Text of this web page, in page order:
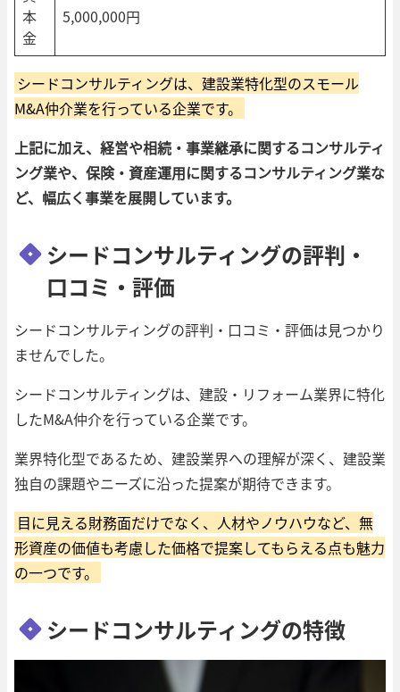
本
金
5,000,000円
シードコンサルティングは、建設業特化型のスモール
M&A仲介業を行っている企業です。
上記に加え、経営や相続・事業継承に関するコンサルティ
ング業や、保険・資産運用に関するコンサルティング業な
ど、幅広く事業を展開しています。
シードコンサルティングの評判・
口コミ・評価
シードコンサルティングの評判・口コミ・評価は見つかり
ませんでした。
シードコンサルティングは、建設・リフォーム業界に特化
したM&A仲介を行っている企業です。
業界特化型であるため、建設業界への理解が深く、建設業
独自の課題やニーズに沿った提案が期待できます。
目に見える財務面だけでなく、人材やノウハウなど、無
形資産の価値も考慮した価格で提案してもらえる点も魅力
の一つです。
シードコンサルティングの特徴